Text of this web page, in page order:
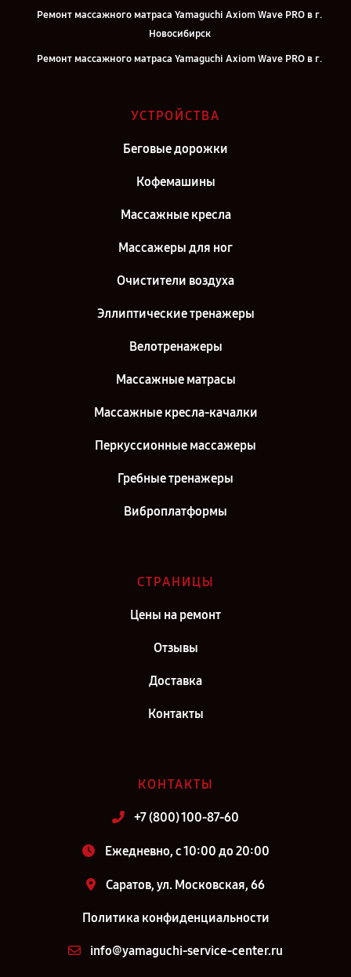
Ремонт массажного матраса Yamaguchi Axiom Wave PRO в г.
Новосибирск
Ремонт массажного матраса Yamaguchi Axiom Wave PRO в г.
Екатеринбург
Ремонт массажного матраса Yamaguchi Axiom Wave PRO в г.
Ремонт массажного матраса Yamaguchi Axiom Wave PRO в г.
Воронеж
Самара
Ремонт массажного матраса Yamaguchi Axiom Wave PRO в г. Киров
Москва
Ремонт массажного матраса Yamaguchi Axiom Wave PRO в г. Санкт-
УСТРОЙСТВА
Беговые дорожки
Кофемашины
Массажные кресла
Массажеры для ног
Очистители воздуха
Эллиптические тренажеры
Велотренажеры
Массажные матрасы
Массажные кресла-качалки
Перкуссионные массажеры
Гребные тренажеры
Виброплатформы
СТРАНИЦЫ
Цены на ремонт
Отзывы
Доставка
Контакты
КОНТАКТЫ
+7 (800) 100-87-60
Ежедневно, с 10:00 до 20:00
Саратов, ул. Московская, 66
Политика конфиденциальности
info@yamaguchi-service-center.ru